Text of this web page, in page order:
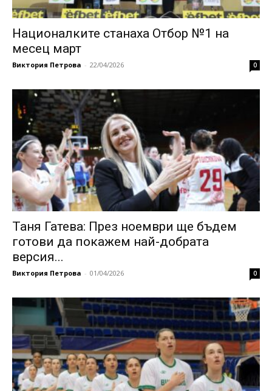
Националките станаха Отбор №1 на
месец март
Виктория Петрова - 22/04/2026 0
Таня Гатева: През ноември ще бъдем
готови да покажем най-добрата
версия...
Виктория Петрова - 01/04/2026 0